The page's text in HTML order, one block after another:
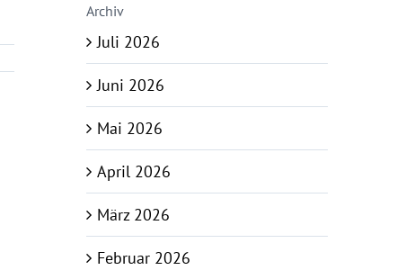
Archiv
Juli 2026
Juni 2026
Mai 2026
April 2026
März 2026
Februar 2026